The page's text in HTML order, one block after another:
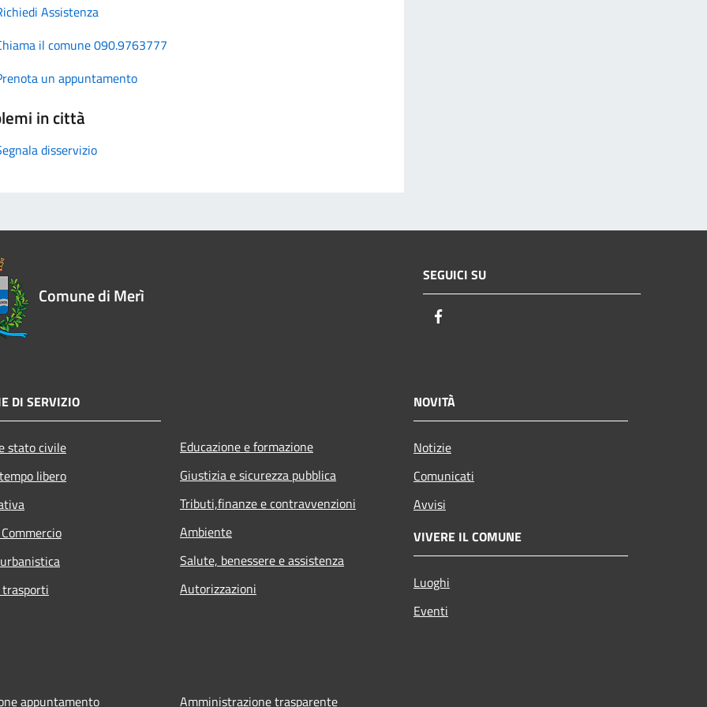
Assistenza
il comune 090.9763777
un appuntamento
in città
disservizio
Comune di Merì
SEGUICI SU
DI SERVIZIO
stato civile
libero
Educazione e formazione
Giustizia e sicurezza pubblica
Tributi,finanze e contravvenzioni
Ambiente
Salute, benessere e assistenza
Autorizzazioni
NOVITÀ
Notizie
Comunicati
Avvisi
VIVERE IL COMUNE
Luoghi
Eventi
appuntamento Amministrazione trasparente